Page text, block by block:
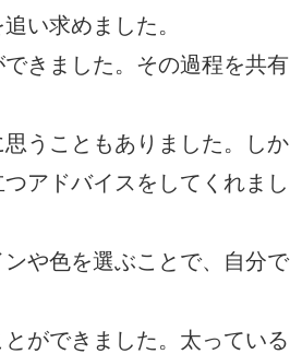
い求めました。
きました。その過程を共有
うこともありました。しか
アドバイスをしてくれまし
や色を選ぶことで、自分で
ができました。太っている